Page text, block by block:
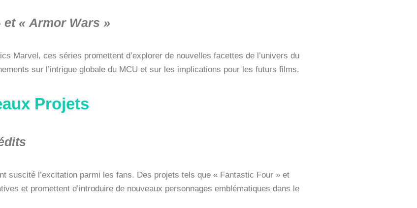
« Armor Wars »
Marvel, ces séries promettent d’explorer de nouvelles facettes de l’univers du
sur l’intrigue globale du MCU et sur les implications pour les futurs films.
Projets
suscité l’excitation parmi les fans. Des projets tels que « Fantastic Four » et
et promettent d’introduire de nouveaux personnages emblématiques dans le